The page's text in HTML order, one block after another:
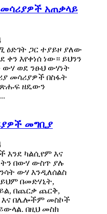
መሳሪያዎች አጠቃላይ
ዕድገት ጋር ተያይዞ ያለው
ቀን እየቀነሰ ነው። ይህንን
ውሃ ወደ ንፁህ ውሃነት
መሳሪያዎች በስፋት
ጽሑፍ ዘዴውን
መግቢያ
እንደ ካልሲየም እና
በውሃ ውስጥ ያሉ
ውሃ እንዲለሰልስ
በመድሃኒት,
በጨርቃ ጨርቅ,
እና በሌሎችም መስኮች
በዚህ መስክ